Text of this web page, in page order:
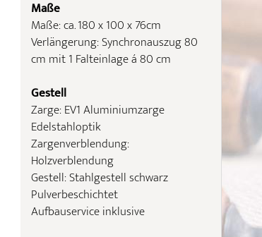
Maße
Maße: ca. 180 x 100 x 76cm
Verlängerung: Synchronauszug 80
cm mit 1 Falteinlage á 80 cm
Gestell
Zarge: EV1 Aluminiumzarge
Edelstahloptik
Zargenverblendung:
Holzverblendung
Gestell: Stahlgestell schwarz
Pulverbeschichtet
Aufbauservice inklusive